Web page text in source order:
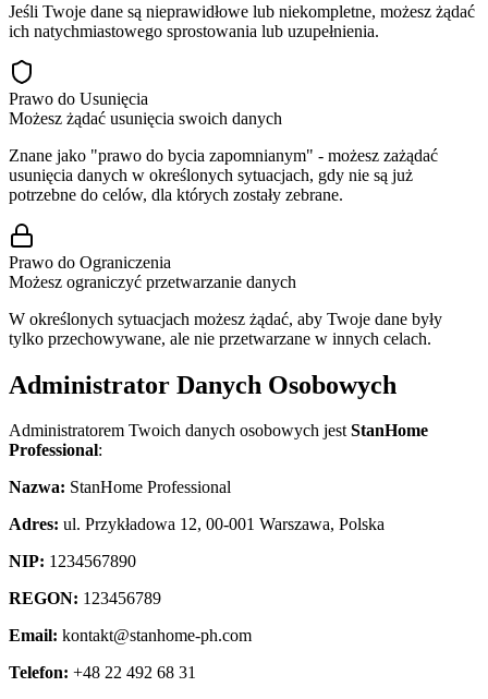
Jeśli Twoje dane są nieprawidłowe lub niekompletne, możesz żądać
ich natychmiastowego sprostowania lub uzupełnienia.
Prawo do Usunięcia
Możesz żądać usunięcia swoich danych
Znane jako "prawo do bycia zapomnianym" - możesz zażądać
usunięcia danych w określonych sytuacjach, gdy nie są już
potrzebne do celów, dla których zostały zebrane.
Prawo do Ograniczenia
Możesz ograniczyć przetwarzanie danych
W określonych sytuacjach możesz żądać, aby Twoje dane były
tylko przechowywane, ale nie przetwarzane w innych celach.
Administrator Danych Osobowych
Administratorem Twoich danych osobowych jest StanHome
Professional:
Nazwa: StanHome Professional
Adres: ul. Przykładowa 12, 00-001 Warszawa, Polska
NIP: 1234567890
REGON: 123456789
Email: kontakt@stanhome-ph.com
Telefon: +48 22 492 68 31